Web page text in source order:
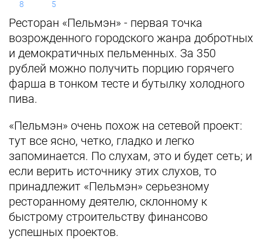
8 5
Ресторан «Пельмэн» - первая точка
возрожденного городского жанра добротных
и демократичных пельменных. За 350
рублей можно получить порцию горячего
фарша в тонком тесте и бутылку холодного
пива.
«Пельмэн» очень похож на сетевой проект:
тут все ясно, четко, гладко и легко
запоминается. По слухам, это и будет сеть; и
если верить источнику этих слухов, то
принадлежит «Пельмэн» серьезному
ресторанному деятелю, склонному к
быстрому строительству финансово
успешных проектов.